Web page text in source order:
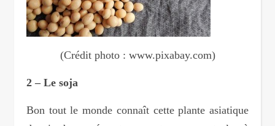
(Crédit photo : www.pixabay.com)
2 – Le soja
Bon tout le monde connaît cette plante asiatique